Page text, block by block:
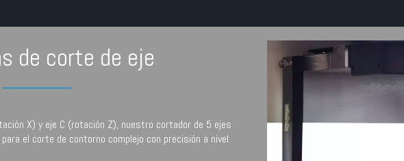
de corte de eje
X) y eje C (rotación Z), nuestro cortador de 5 ejes
el corte de contorno complejo con precisión a nivel